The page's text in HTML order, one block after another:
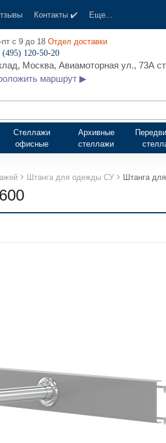
Контакты ✔️ Еще...
пт с 9 до 18 Отдел доставки
(495) 120-50-20
Москва, Авиамоторная ул., 73А
маршрут ▶
Стеллажи
офисные
Архивные
стеллажи
Штанга для одежды СУ Штанга